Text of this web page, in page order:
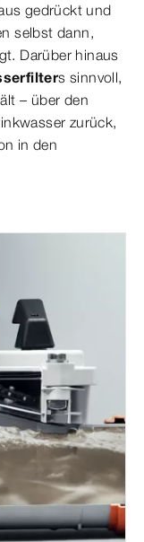
gedrückt und
selbst dann,
Darüber hinaus
s sinnvoll,
– über den
zurück,
in den